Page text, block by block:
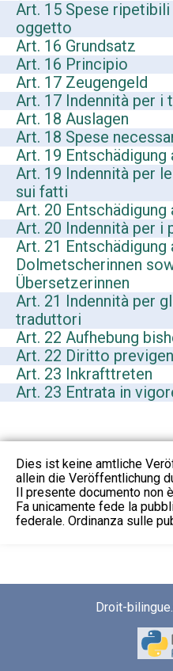
Art. 15 Spese
oggetto
Art. 16 Grundsatz
Art. 16 Principio
Art. 17 Zeugengeld
Art. 17 Indennità per i
Art. 18 Auslagen
Art. 18 Spese
Art. 19
Art. 19 Indennità per
sui fatti
Art. 20 Entschädigung
Art. 20 Indennità per i
Art. 21
Dolmetscherinnen
Übersetzerinnen
Art. 21 Indennità per
traduttori
Art. 22 Aufhebung
Art. 22 Diritto
Art. 23 Inkrafttreten
Art. 23 Entrata in
Dies ist keine amtliche
allein die Veröffentlichung
Il presente documento non
Fa unicamente fede la
federale. Ordinanza sulle
Droit-